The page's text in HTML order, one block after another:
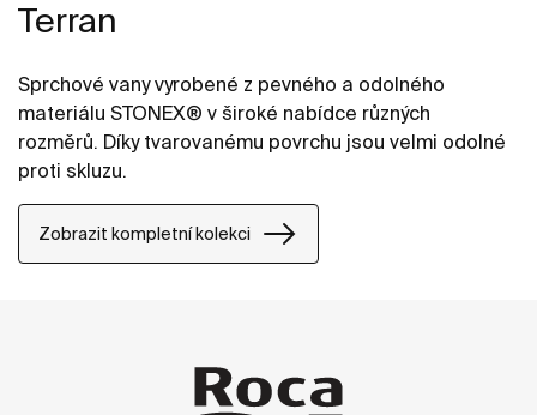
Terran
Sprchové vany vyrobené z pevného a odolného
materiálu STONEX® v široké nabídce různých
rozměrů. Díky tvarovanému povrchu jsou velmi odolné
proti skluzu.
Zobrazit kompletní kolekci